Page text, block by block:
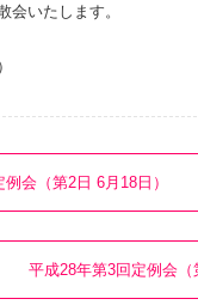
いたします。
会（第2日 6月18日）
平成28年第3回定例会（